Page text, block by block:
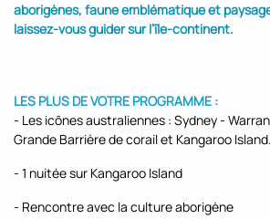
aborigènes, faune emblématique et
laissez-vous guider sur l’île-continent.
LES PLUS DE VOTRE PROGRAMME :
- Les icônes australiennes : Sydney -
Grande Barrière de corail et Kangaroo Island.
- 1 nuitée sur Kangaroo Island
- Rencontre avec la culture aborigène